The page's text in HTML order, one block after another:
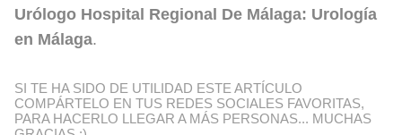
Urólogo Hospital Regional De Málaga: Urología
en Málaga.
SI TE HA SIDO DE UTILIDAD ESTE ARTÍCULO
COMPÁRTELO EN TUS REDES SOCIALES FAVORITAS,
PARA HACERLO LLEGAR A MÁS PERSONAS... MUCHAS